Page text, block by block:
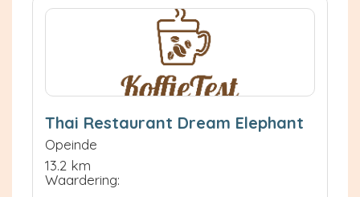
Thai Restaurant Dream Elephant
Opeinde
13.2 km
Waardering: